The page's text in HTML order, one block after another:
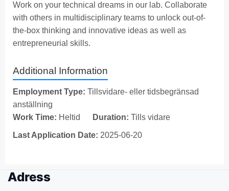
Work on your technical dreams in our lab. Collaborate
with others in multidisciplinary teams to unlock out-of-
the-box thinking and innovative ideas as well as
entrepreneurial skills.
Additional Information
Employment Type: Tillsvidare- eller tidsbegränsad
anställning
Work Time: Heltid Duration: Tills vidare
Last Application Date: 2025-06-20
Adress